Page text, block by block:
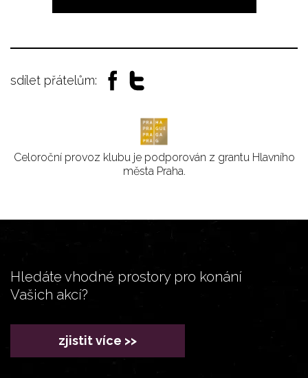
sdílet přátelům:
Celoroční provoz klubu je podporován z grantu Hlavního
města Praha.
Hledáte vhodné prostory pro konání
Vašich akcí?
zjistit více >>